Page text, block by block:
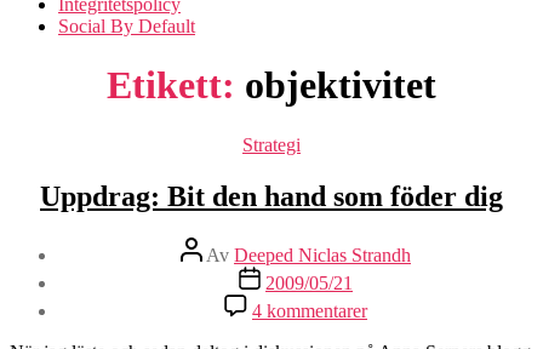
Integritetspolicy
Social By Default
Etikett: objektivitet
Kategorier
Strategi
Uppdrag: Bit den hand som föder dig
Inläggsförfattare
Av Deeped Niclas Strandh
Inläggsdatum
2009/05/21
4 kommentarertill
Uppdrag: